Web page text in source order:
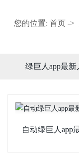
您的位置: 首页 ->
绿巨人app最
自动绿巨人app